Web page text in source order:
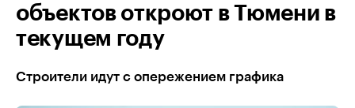
объектов откроют в Тюмени в
текущем году
Строители идут с опережением графика